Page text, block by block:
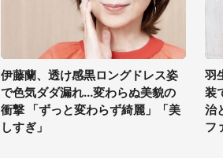
伊藤蘭、透け感黒ロングドレス姿
で色気ダダ漏れ...変わらぬ美貌の
衝撃 「ずっと変わらず綺麗」「美
しすぎ」
羽
装
治
フ